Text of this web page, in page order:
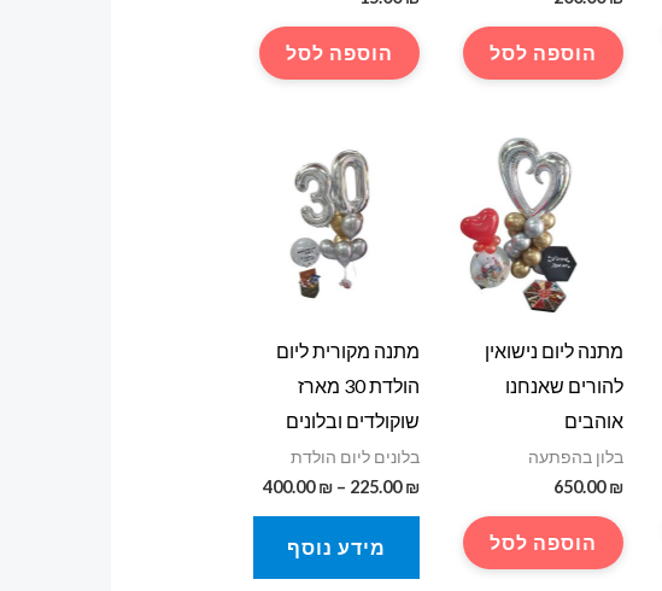
הוספה לסל הוספה לסל
מתנה ליום נישואין
להורים שאנחנו
אוהבים
בלון בהפתעה
650.00₪
הוספה לסל
מתנה מקורית ליום
הולדת 30 מארז
שוקולדים ובלונים
בלונים ליום הולדת
225.00₪
–
400.00₪
טווח
מידע נוסף